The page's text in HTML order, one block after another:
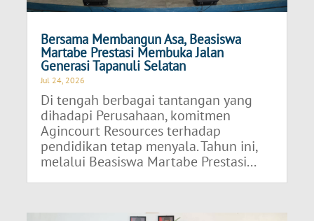
Bersama Membangun Asa, Beasiswa
Martabe Prestasi Membuka Jalan
Generasi Tapanuli Selatan
Jul 24, 2026
Di tengah berbagai tantangan yang
dihadapi Perusahaan, komitmen
Agincourt Resources terhadap
pendidikan tetap menyala. Tahun ini,
melalui Beasiswa Martabe Prestasi...